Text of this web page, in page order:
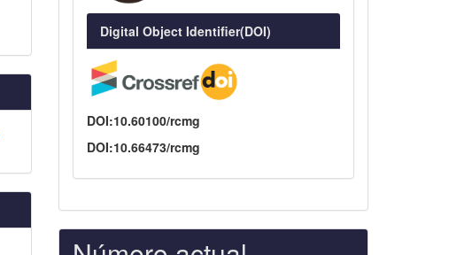
Digital Object Identifier(DOI)
DOI:10.60100/rcmg
DOI:10.66473/rcmg